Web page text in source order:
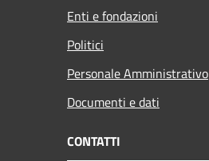
Enti e fondazioni
Politici
Personale Amministrativo
Documenti e dati
CONTATTI